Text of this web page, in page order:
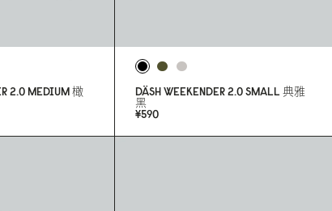
2.0MEDIUM橄 DÄSH WEEKENDER 2.0SMALL典雅
黑
¥590